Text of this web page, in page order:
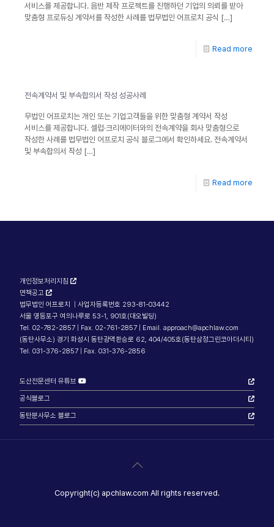
서비스를 제공합니다. 음반 제작 프로젝트를 진행하던 기업의 의뢰를 받아
맞춤형 프로듀싱 계약서를 작성한 사례를 법무법인 어프로치 공식 […]
Read more
전속계약서 및 부속합의서 작성 성공사례
무법인 어프로치는 개인 또는 기업고객들을 위한 맞춤형 계약서 작성
서비스를 제공합니다. 셀럽·크리에이터와의 전속계약을 회사 맞춤형으로
작성한 사례를 법무법인 어프로치 공식 블로그에서 확인하세요. 전속계약서
및 부속합의서 작성 […]
Read more
개인정보처리지침
면책공고
법무법인 어프로치 | 사업자등록번호 293-81-03442
서울 영등포구 여의나루로 53-1, 901호(대오빌딩)
Tel. 02-782-2857 | Fax. 02-761-2857 | Email. approach@apchlaw.com
(동탄사무소) 경기 화성시 동탄광역환승로 62, 404/405호(동탄삼정그린코아더시티)
Tel. 031-376-2857 | Fax. 031-376-2856
도산전문센터 유튜브
공식블로그
동탄분사무소 블로그
Copyright(c) apchlaw.com All rights reserved.